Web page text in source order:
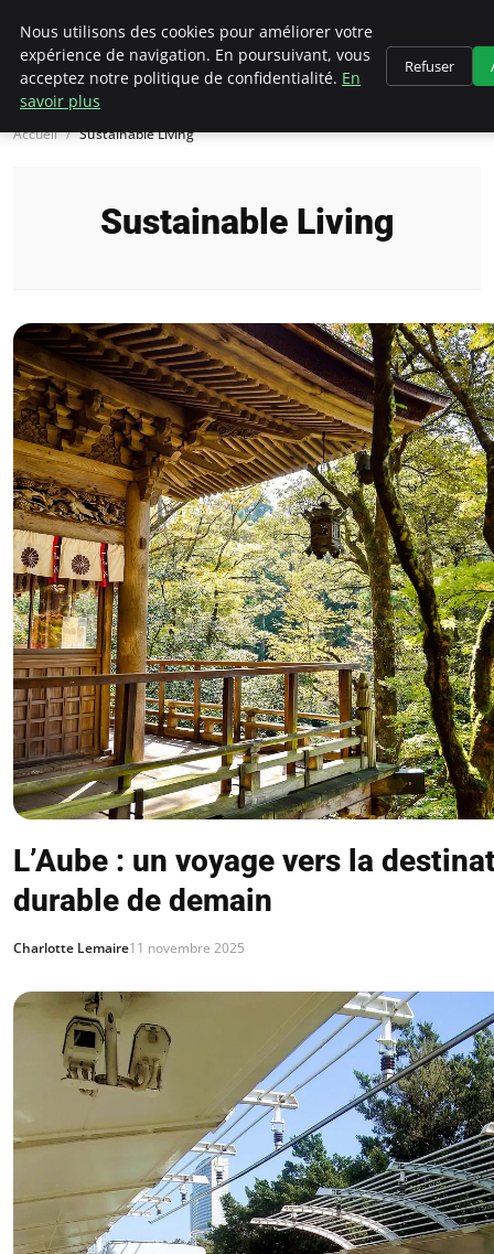
Climategatecountryclub.com
Accueil Sustainable Living
Sustainable Living
L’Aube : un voyage vers la
durable de demain
Charlotte Lemaire11 novembre 2025
Nous utilisons des cookies pour améliorer votre
expérience de navigation. En poursuivant, vous
acceptez notre politique de confidentialité. En
savoir plus
Refuser